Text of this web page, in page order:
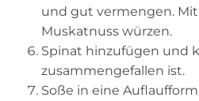
und gut vermengen. Mit
Muskatnuss würzen.
Spinat hinzufügen und
zusammengefallen ist.
Soße in eine